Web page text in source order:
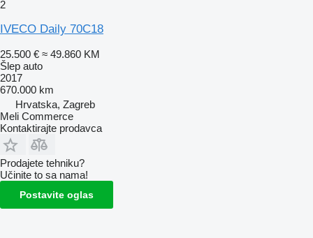
2
IVECO Daily 70C18
25.500 € ≈ 49.860 KM
Šlep auto
2017
670.000 km
Hrvatska, Zagreb
Meli Commerce
Kontaktirajte prodavca
Prodajete tehniku?
Učinite to sa nama!
Postavite oglas